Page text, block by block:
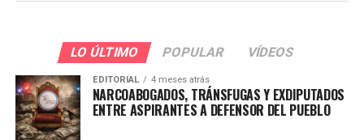
LO ÚLTIMO POPULAR VÍDEOS
EDITORIAL 4 meses atrás
NARCOABOGADOS, TRÁNSFUGAS Y EXDIPUTADOS
ENTRE ASPIRANTES A DEFENSOR DEL PUEBLO